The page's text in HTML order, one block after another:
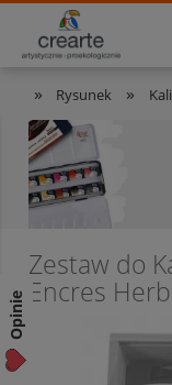
» Rysunek »
Zestaw do
Encres
Masz pytania?
Opinie